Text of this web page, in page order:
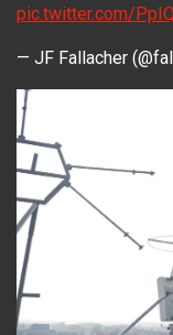
pic.twitter.com/
— JF Fallacher